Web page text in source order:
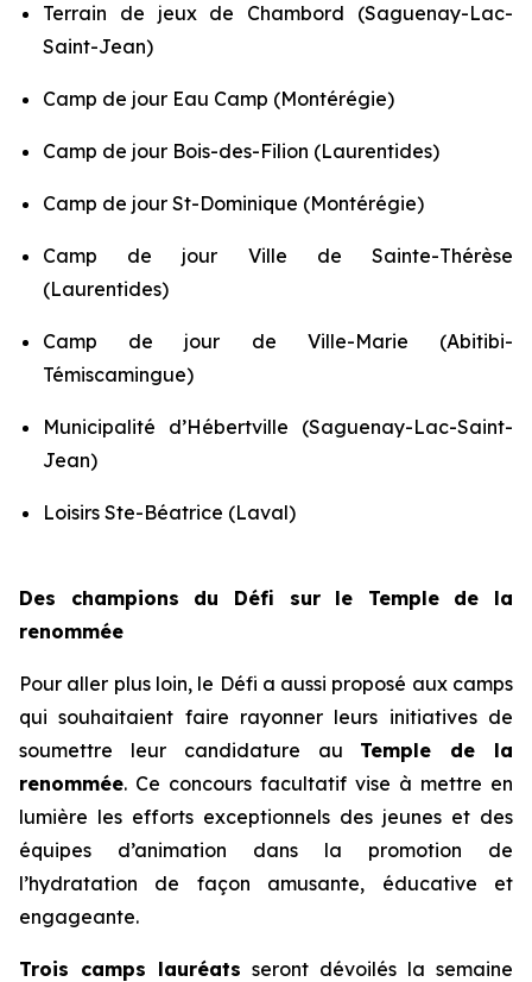
Terrain de jeux de Chambord (Saguenay-Lac-
Saint-Jean)
Camp de jour Eau Camp (Montérégie)
Camp de jour Bois-des-Filion (Laurentides)
Camp de jour St-Dominique (Montérégie)
Camp de jour Ville de Sainte-Thérèse
(Laurentides)
Camp de jour de Ville-Marie (Abitibi-
Témiscamingue)
Municipalité d’Hébertville (Saguenay-Lac-Saint-
Jean)
Loisirs Ste-Béatrice (Laval)
Des champions du Défi sur le Temple de la
renommée
Pour aller plus loin, le Défi a aussi proposé aux camps
qui souhaitaient faire rayonner leurs initiatives de
soumettre leur candidature au Temple de la
renommée. Ce concours facultatif vise à mettre en
lumière les efforts exceptionnels des jeunes et des
équipes d’animation dans la promotion de
l’hydratation de façon amusante, éducative et
engageante.
Trois camps lauréats seront dévoilés la semaine